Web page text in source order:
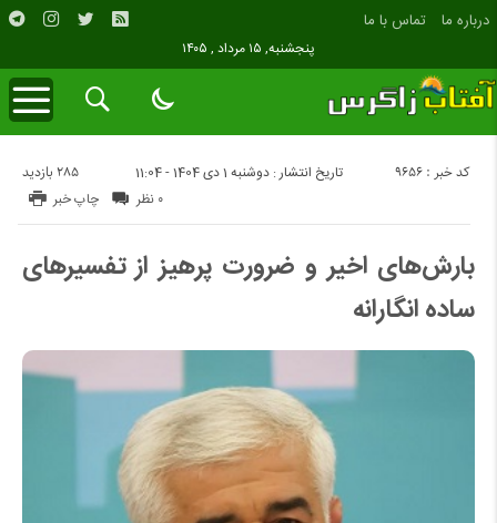
درباره ما تماس با ما
پنجشنبه, ۱۵ مرداد , ۱۴۰۵
تاریخ انتشار : دوشنبه 1 دی 1404 - 11:04 285 بازدید کد خبر : 9656
چاپ خبر ۰ نظر
بارش‌های اخیر و ضرورت پرهیز از تفسیرهای
ساده انگارانه